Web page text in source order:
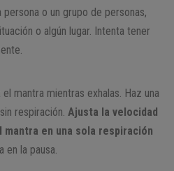
o un grupo de personas,
o algún lugar. Intenta tener
el mantra mientras exhalas. Haz una
respiración. Ajusta la velocidad
mantra en una sola respiración
en la pausa.